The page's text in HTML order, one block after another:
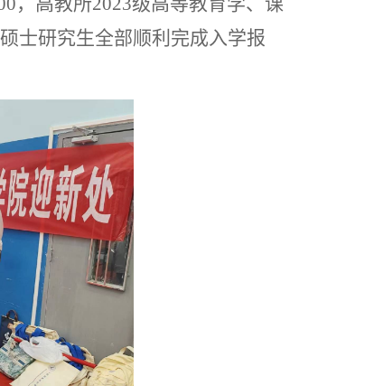
士研究生全部顺利完成入学报